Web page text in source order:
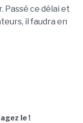
Passé ce délai et
il faudra en
le !